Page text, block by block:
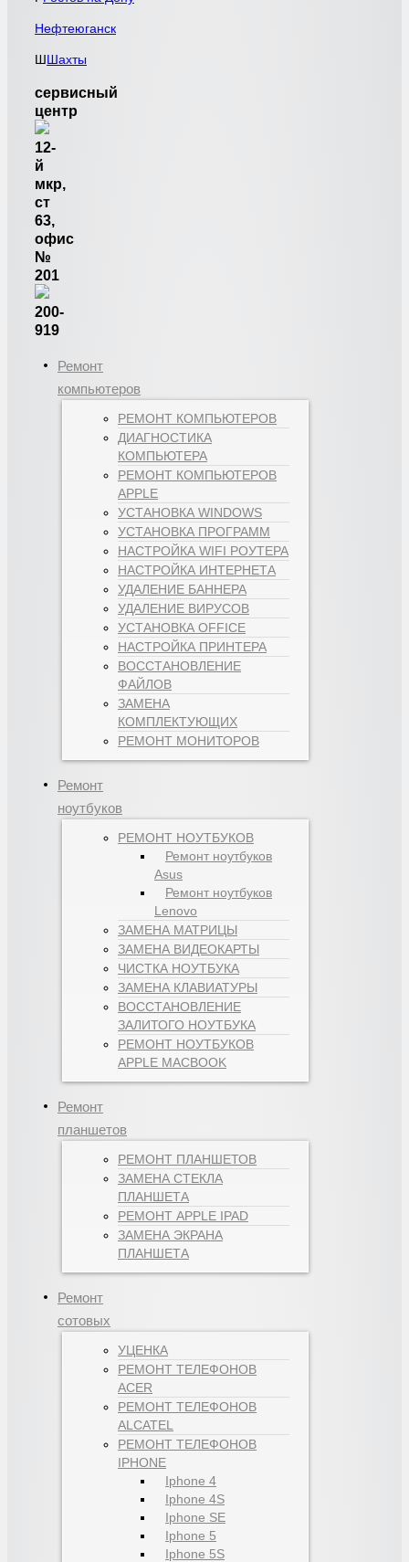
Нефтеюганск
ШШахты
сервисный
центр
12-
й
мкр,
ст
63,
офис
№
201
200-
919
Ремонт
компьютеров
РЕМОНТ КОМПЬЮТЕРОВ
ДИАГНОСТИКА
КОМПЬЮТЕРА
РЕМОНТ КОМПЬЮТЕРОВ
APPLE
УСТАНОВКА WINDOWS
УСТАНОВКА ПРОГРАММ
НАСТРОЙКА WIFI РОУТЕРА
НАСТРОЙКА ИНТЕРНЕТА
УДАЛЕНИЕ БАННЕРА
УДАЛЕНИЕ ВИРУСОВ
УСТАНОВКА OFFICE
НАСТРОЙКА ПРИНТЕРА
ВОССТАНОВЛЕНИЕ
ФАЙЛОВ
ЗАМЕНА
КОМПЛЕКТУЮЩИХ
РЕМОНТ МОНИТОРОВ
Ремонт
ноутбуков
РЕМОНТ НОУТБУКОВ
Ремонт ноутбуков
Asus
Ремонт ноутбуков
Lenovo
ЗАМЕНА МАТРИЦЫ
ЗАМЕНА ВИДЕОКАРТЫ
ЧИСТКА НОУТБУКА
ЗАМЕНА КЛАВИАТУРЫ
ВОССТАНОВЛЕНИЕ
ЗАЛИТОГО НОУТБУКА
РЕМОНТ НОУТБУКОВ
APPLE MACBOOK
Ремонт
планшетов
РЕМОНТ ПЛАНШЕТОВ
ЗАМЕНА СТЕКЛА
ПЛАНШЕТА
РЕМОНТ APPLE IPAD
ЗАМЕНА ЭКРАНА
ПЛАНШЕТА
Ремонт
сотовых
УЦЕНКА
РЕМОНТ ТЕЛЕФОНОВ
ACER
РЕМОНТ ТЕЛЕФОНОВ
ALCATEL
РЕМОНТ ТЕЛЕФОНОВ
IPHONE
Iphone 4
Iphone 4S
Iphone SE
Iphone 5
Iphone 5S